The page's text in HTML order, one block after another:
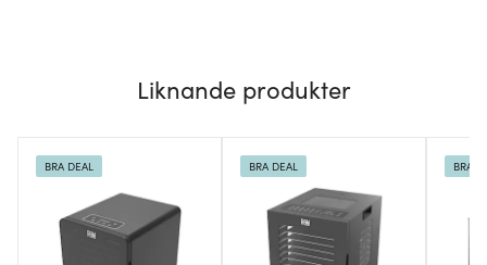
Liknande produkter
BRA DEAL BRA DEAL BRA